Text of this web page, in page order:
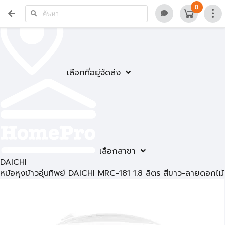
เลือกที่อยู่จัดส่ง
เลือกสาขา
0
DAICHI
หม้อหุงข้าวอุ่นทิพย์ DAICHI MRC-181 1.8 ลิตร สีขาว-ลายดอกไม้